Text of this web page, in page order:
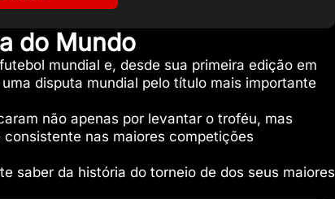
do Mundo
mundial e, desde sua primeira edição em
disputa mundial pelo título mais importante
não apenas por levantar o troféu, mas
nas maiores competições
saber da história do torneio de dos seus maiores